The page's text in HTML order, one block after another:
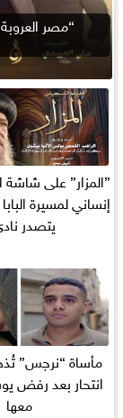
“مصر
”المزار” على شاشة
إنساني لمسيرة
يتصدر
مأساة “نرجس”
انتحار بعد رفض
معها